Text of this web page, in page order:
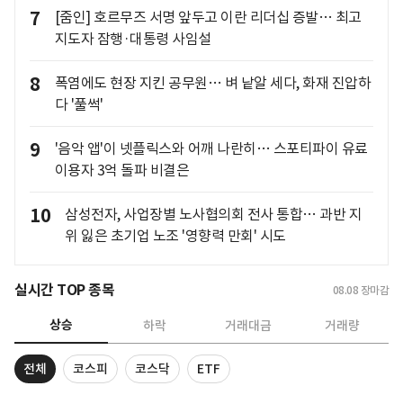
7
[줌인] 호르무즈 서명 앞두고 이란 리더십 증발… 최고
지도자 잠행·대통령 사임설
8
폭염에도 현장 지킨 공무원… 벼 낱알 세다, 화재 진압하
다 '풀썩'
9
'음악 앱'이 넷플릭스와 어깨 나란히… 스포티파이 유료
이용자 3억 돌파 비결은
10
삼성전자, 사업장별 노사협의회 전사 통합… 과반 지
위 잃은 초기업 노조 '영향력 만회' 시도
실시간 TOP 종목 08.08 장마감
상승 하락 거래대금 거래량
전체 코스피 코스닥 ETF